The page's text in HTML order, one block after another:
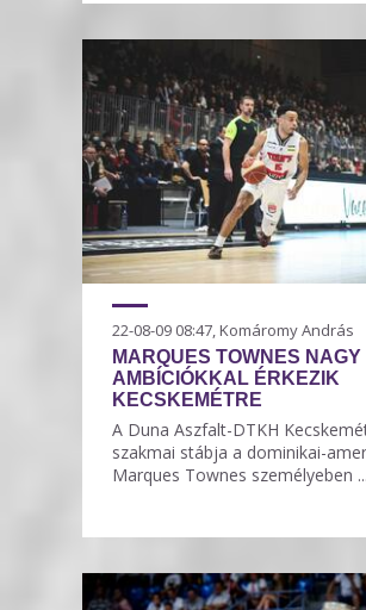
22-08-09 08:47, Komáromy András
MARQUES TOWNES NAGY
AMBÍCIÓKKAL ÉRKEZIK
KECSKEMÉTRE
A Duna Aszfalt-DTKH
szakmai stábja a dominikai-
Marques Townes személyeben ...